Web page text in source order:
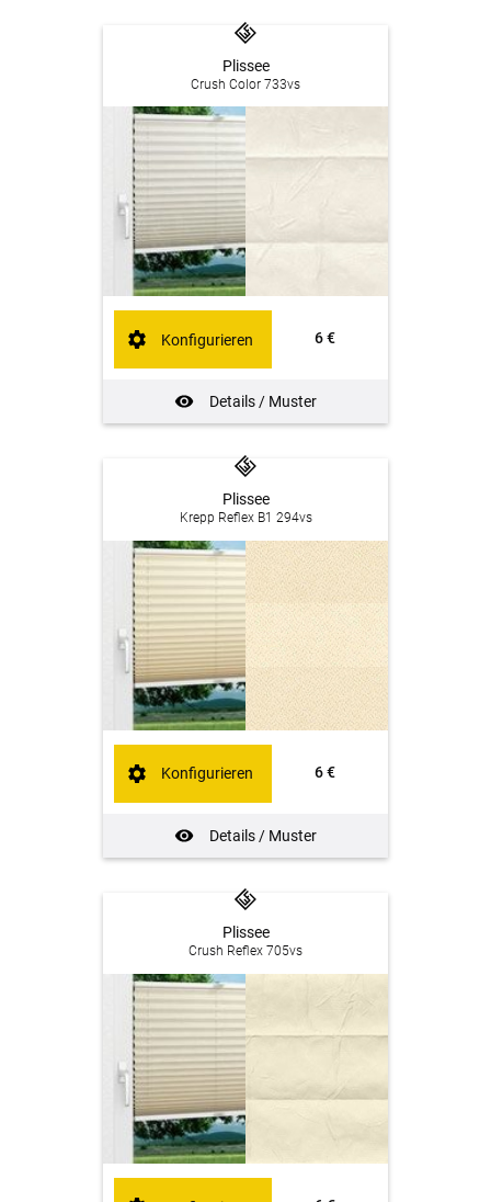
Plissee
Crush Color 733vs
6 €
Details / Muster
Konfigurieren
Plissee
Krepp Reflex B1 294vs
6 €
Details / Muster
Konfigurieren
Plissee
Crush Reflex 705vs